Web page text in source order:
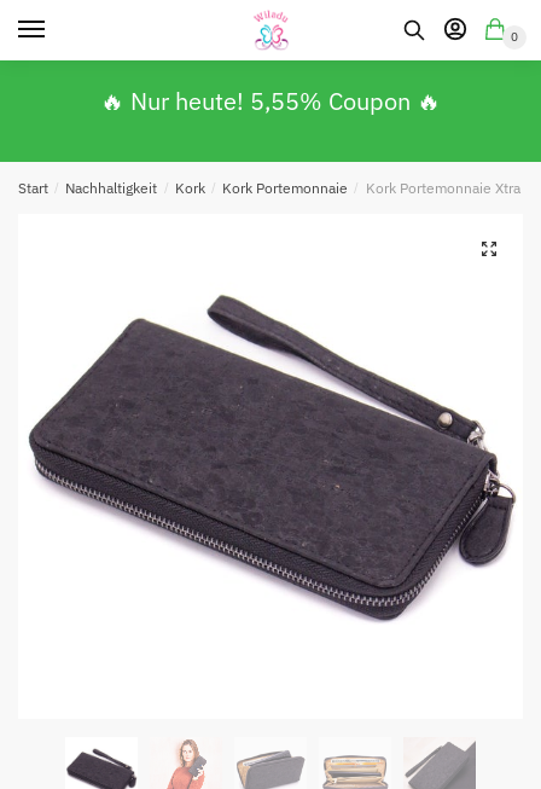
0
🔥 Nur heute! 5,55% Coupon 🔥
Start / Nachhaltigkeit / Kork / Kork Portemonnaie / Kork Portemonnaie Xtra
🔍